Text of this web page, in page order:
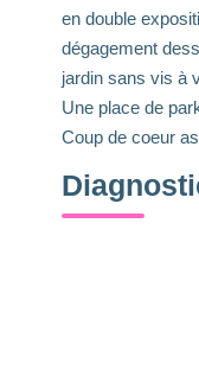
en double
dégagement
jardin sans vis à
Une place de
Coup de coeur